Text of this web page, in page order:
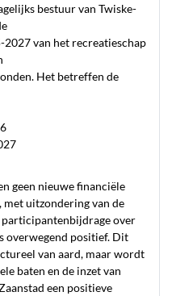
bestuur van Twiske-
van het recreatieschap
Het betreffen de
geen nieuwe financiële
met uitzondering van de
over
overwegend positief. Dit
van aard, maar wordt
baten en de inzet van
een positieve